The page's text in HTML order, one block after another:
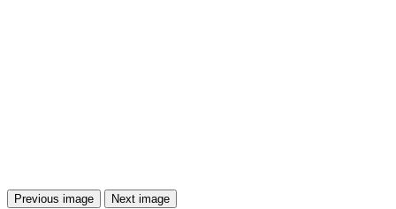
Previous image Next image